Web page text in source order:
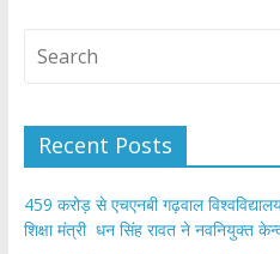
Recent Posts
459 करोड़ से एचएनबी गढ़वाल
शिक्षा मंत्री धन सिंह रावत ने नवनियुक्त